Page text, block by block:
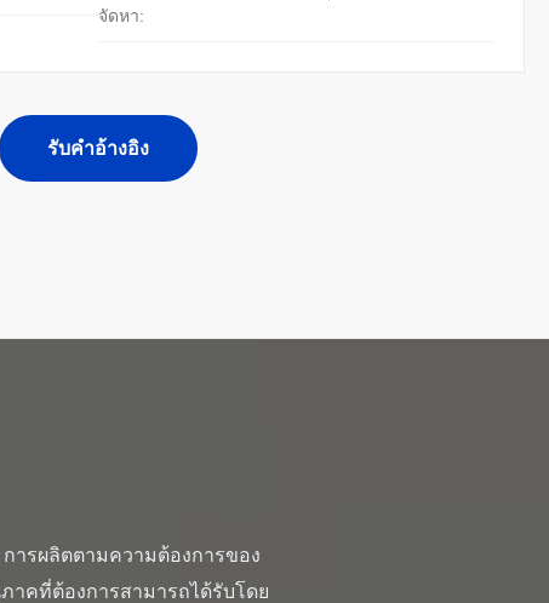
จัดหา:
รับคําอ้างอิง
การผลิตตามความต้องการของ
าคที่ต้องการสามารถได้รับโดย